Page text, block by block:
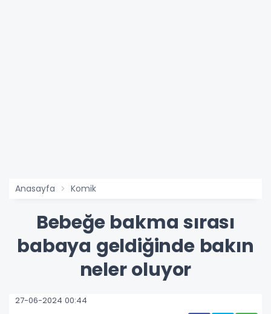
Anasayfa Komik
Bebeğe bakma sırası
babaya geldiğinde bakın
neler oluyor
27-06-2024 00:44